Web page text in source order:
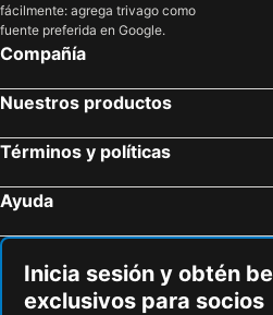
fácilmente: agrega trivago como
fuente preferida en Google.
Compañía
Nuestros productos
Términos y políticas
Ayuda
Inicia sesión y obtén
exclusivos para socios